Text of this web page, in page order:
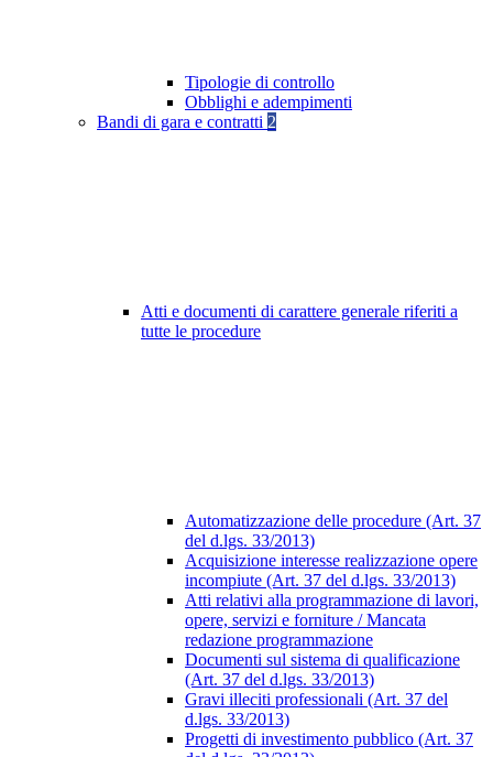
Tipologie di controllo
Obblighi e adempimenti
Bandi di gara e contratti 2
Atti e documenti di carattere generale riferiti a
tutte le procedure
Automatizzazione delle procedure (Art. 37
del d.lgs. 33/2013)
Acquisizione interesse realizzazione opere
incompiute (Art. 37 del d.lgs. 33/2013)
Atti relativi alla programmazione di lavori,
opere, servizi e forniture / Mancata
redazione programmazione
Documenti sul sistema di qualificazione
(Art. 37 del d.lgs. 33/2013)
Gravi illeciti professionali (Art. 37 del
d.lgs. 33/2013)
Progetti di investimento pubblico (Art. 37